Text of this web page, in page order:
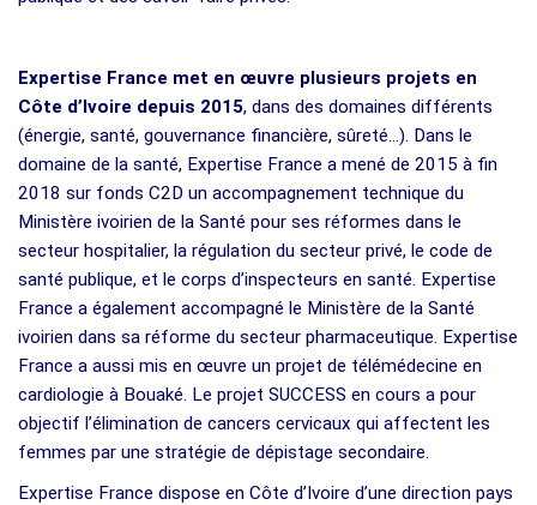
Expertise France met en œuvre plusieurs projets en
Côte d’Ivoire depuis 2015, dans des domaines différents
(énergie, santé, gouvernance financière, sûreté…). Dans le
domaine de la santé, Expertise France a mené de 2015 à fin
2018 sur fonds C2D un accompagnement technique du
Ministère ivoirien de la Santé pour ses réformes dans le
secteur hospitalier, la régulation du secteur privé, le code de
santé publique, et le corps d’inspecteurs en santé. Expertise
France a également accompagné le Ministère de la Santé
ivoirien dans sa réforme du secteur pharmaceutique. Expertise
France a aussi mis en œuvre un projet de télémédecine en
cardiologie à Bouaké. Le projet SUCCESS en cours a pour
objectif l’élimination de cancers cervicaux qui affectent les
femmes par une stratégie de dépistage secondaire.
Expertise France dispose en Côte d’Ivoire d’une direction pays